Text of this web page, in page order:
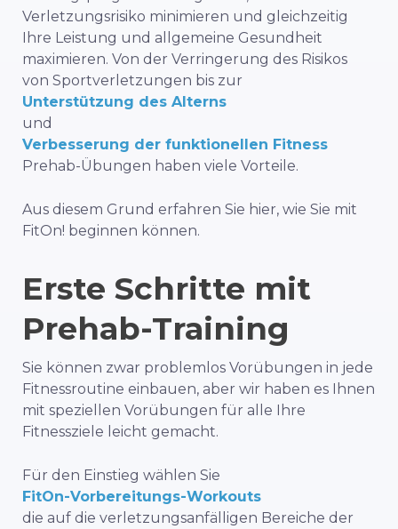
Verletzungsrisiko minimieren und gleichzeitig
Ihre Leistung und allgemeine Gesundheit
maximieren. Von der Verringerung des Risikos
von Sportverletzungen bis zur
Unterstützung des Alterns
und
Verbesserung der funktionellen Fitness
Prehab-Übungen haben viele Vorteile.
Aus diesem Grund erfahren Sie hier, wie Sie mit
FitOn! beginnen können.
Erste Schritte mit
Prehab-Training
Sie können zwar problemlos Vorübungen in jede
Fitnessroutine einbauen, aber wir haben es Ihnen
mit speziellen Vorübungen für alle Ihre
Fitnessziele leicht gemacht.
Für den Einstieg wählen Sie
FitOn-Vorbereitungs-Workouts
die auf die verletzungsanfälligen Bereiche der